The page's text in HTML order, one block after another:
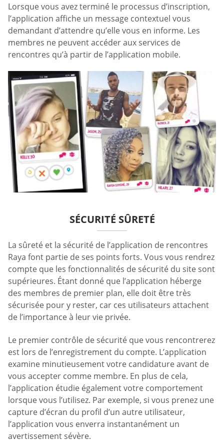
Lorsque vous avez terminé le processus d’inscription,
l’application affiche un message contextuel vous
demandant d’attendre qu’elle vous en informe. Les
membres ne peuvent accéder aux services de
rencontres qu’à partir de l’application mobile.
SÉCURITÉ SÛRETÉ
La sûreté et la sécurité de l’application de rencontres
Raya font partie de ses points forts. Vous vous rendrez
compte que les fonctionnalités de sécurité du site sont
supérieures. Étant donné que l’application héberge
des membres de premier plan, elle doit être très
sécurisée pour y rester, car ces utilisateurs attachent
de l’importance à leur vie privée.
Le premier contrôle de sécurité que vous rencontrerez
est lors de l’enregistrement du compte. L’application
examine minutieusement votre candidature avant de
vous accepter comme membre. En plus de cela,
l’application étudie également votre comportement
lorsque vous l’utilisez. Par exemple, si vous prenez une
capture d’écran du profil d’un autre utilisateur,
l’application vous enverra instantanément un
avertissement sévère.